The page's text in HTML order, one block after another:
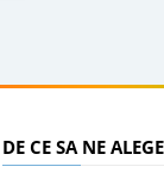
DE CE SA NE